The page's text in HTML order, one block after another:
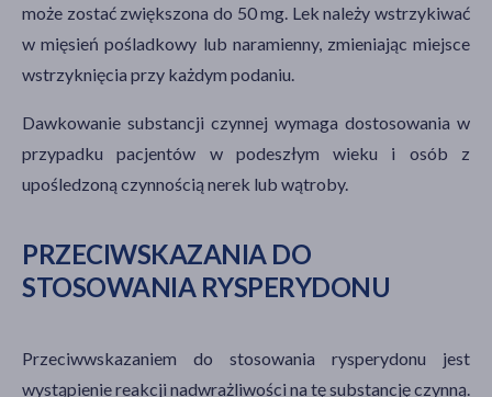
może zostać zwiększona do 50 mg. Lek należy wstrzykiwać
w mięsień pośladkowy lub naramienny, zmieniając miejsce
wstrzyknięcia przy każdym podaniu.
Dawkowanie substancji czynnej wymaga dostosowania w
przypadku pacjentów w podeszłym wieku i osób z
upośledzoną czynnością nerek lub wątroby.
PRZECIWSKAZANIA DO
STOSOWANIA RYSPERYDONU
Przeciwwskazaniem do stosowania rysperydonu jest
wystąpienie reakcji nadwrażliwości na tę substancję czynną.